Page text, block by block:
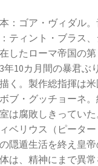
：ゴア・ヴィダル
ティント・ブラス、
したローマ帝国の
年10カ月間の暴君ぶ
く。製作総指揮は
ブ・グッチョーネ。
は腐敗しきってい
ベリウス（ピーター
隠遁生活を終え皇
は、精神にまで異